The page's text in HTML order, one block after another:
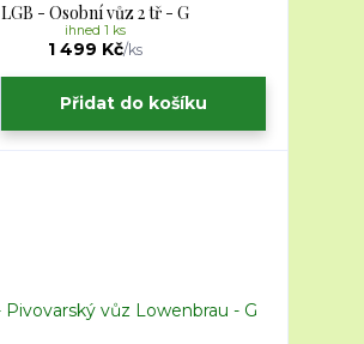
LGB - Osobní vůz 2 tř - G
1 499 Kč/ks
ihned 1 ks
Přidat do košíku